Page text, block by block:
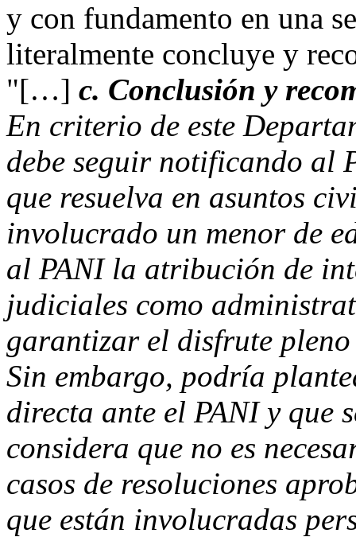
y con fundamento en una
literalmente concluye y
"[…] c. Conclusión y
En criterio de este
debe seguir notificando al
que resuelva en asuntos
involucrado un menor de
al PANI la atribución de
judiciales como
garantizar el disfrute pleno
Sin embargo, podría
directa ante el PANI y que
considera que no es
casos de resoluciones
que están involucradas